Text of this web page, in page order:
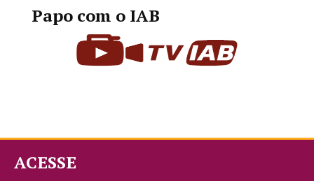
Papo com o IAB
ACESSE